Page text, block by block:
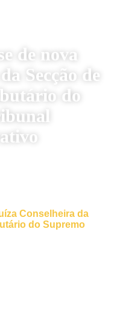
de nova
Secção de
do
Conselheira da
do Supremo